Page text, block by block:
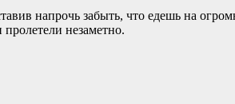
напрочь забыть, что едешь на
незаметно.